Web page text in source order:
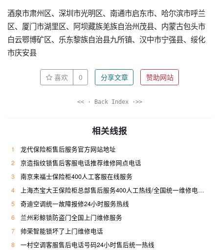
酒泉市肃州区、深圳市光明区、南通市启东市、哈尔滨市呼兰
区、厦门市湖里区、阿坝藏族羌族自治州茂县、内蒙古包头市
白云鄂博矿区、乐东黎族自治县九所镇、汉中市宁强县、绥化
市庆安县
喜欢 0 分享文章 赞助网站
<< · Back Index ·>>
相关线报
1
龙代保险柜售后服务官方网站地址
2
京造指纹锁售后客服电话推荐维修网点电话
3
南京来福士保险柜400人工客服在线服务
4
上海杰宝大王保险柜总部售后服务400人工热线/全国统一维修电话是多少
5
奇迪空调统一故障报修24小时服务热线
6
兰州彩鲸锁防盗门全国上门维修服务
7
帅荣智能锁坏了上门维修电话
8
一村空调客服售后电话号码24小时售后统一热线